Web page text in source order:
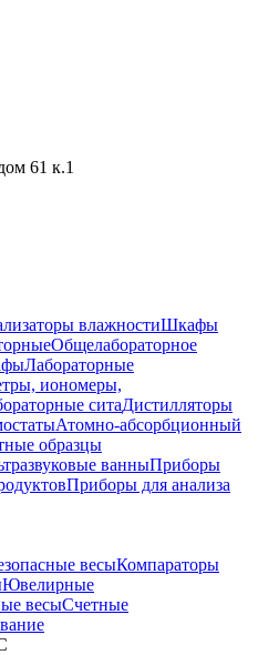
61 к.1
влажностиШкафы
Общелабораторное
Лабораторные
иономеры,
ситаДистилляторы
Атомно-абсорбционный
образцы
ванныПриборы
Приборы для анализа
весыКомпараторы
Ювелирные
весыСчетные